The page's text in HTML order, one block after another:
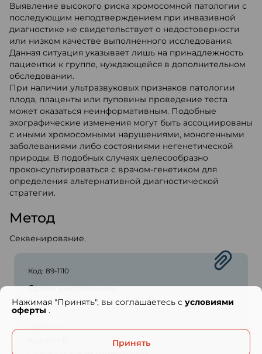
Выявление высокого риска хромосомной патологии с
последующим неподтверждением при инвазивной
диагностике не свидетельствует о недостоверности
или низком качестве выполненного исследования.
Данная ситуация указывает лишь на принадлежность
пациентки к группе, нуждающейся в дополнительном
обследовании.
При наличии ультразвуковых признаков патологии
плода, плаценты или пуповины проведение теста
может оказаться неинформативным. Подобные
эхографические изменения могут быть ассоциированы
с иными хромосомными нарушениями, моногенными
заболеваниями либо состояниями негенетической
природы. В подобных случаях целесообразно
проконсультироваться с врачом-генетиком для
определения альтернативной диагностической
стратегии.
Метод
Секвенирование.
Код: 89-1110
Сроки выполнения:
8 рабочих дней
НИПТ Т21
Нажимая "Принять", вы соглашаетесь с условиями
оферты .
Принять